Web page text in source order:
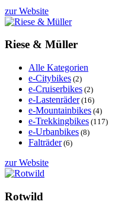
zur Website
Riese & Müller
Alle Kategorien
e-Citybikes (2)
e-Cruiserbikes (2)
e-Lastenräder(16)
e-Mountainbikes (4)
e-Trekkingbikes (117)
e-Urbanbikes (8)
Falträder(6)
zur Website
Rotwild